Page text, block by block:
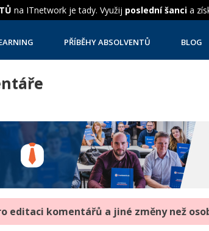
na ITnetwork je tady. Využij poslední šanci a
PŘÍBĚHY ABSOLVENTŮ BLOG
editaci komentářů a jiné změny než